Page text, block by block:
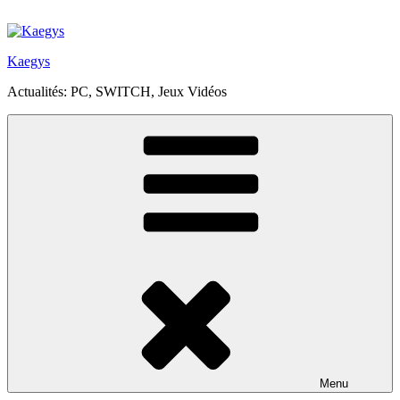
au
principal
Kaegys
Actualités: PC, SWITCH, Jeux Vidéos
Menu